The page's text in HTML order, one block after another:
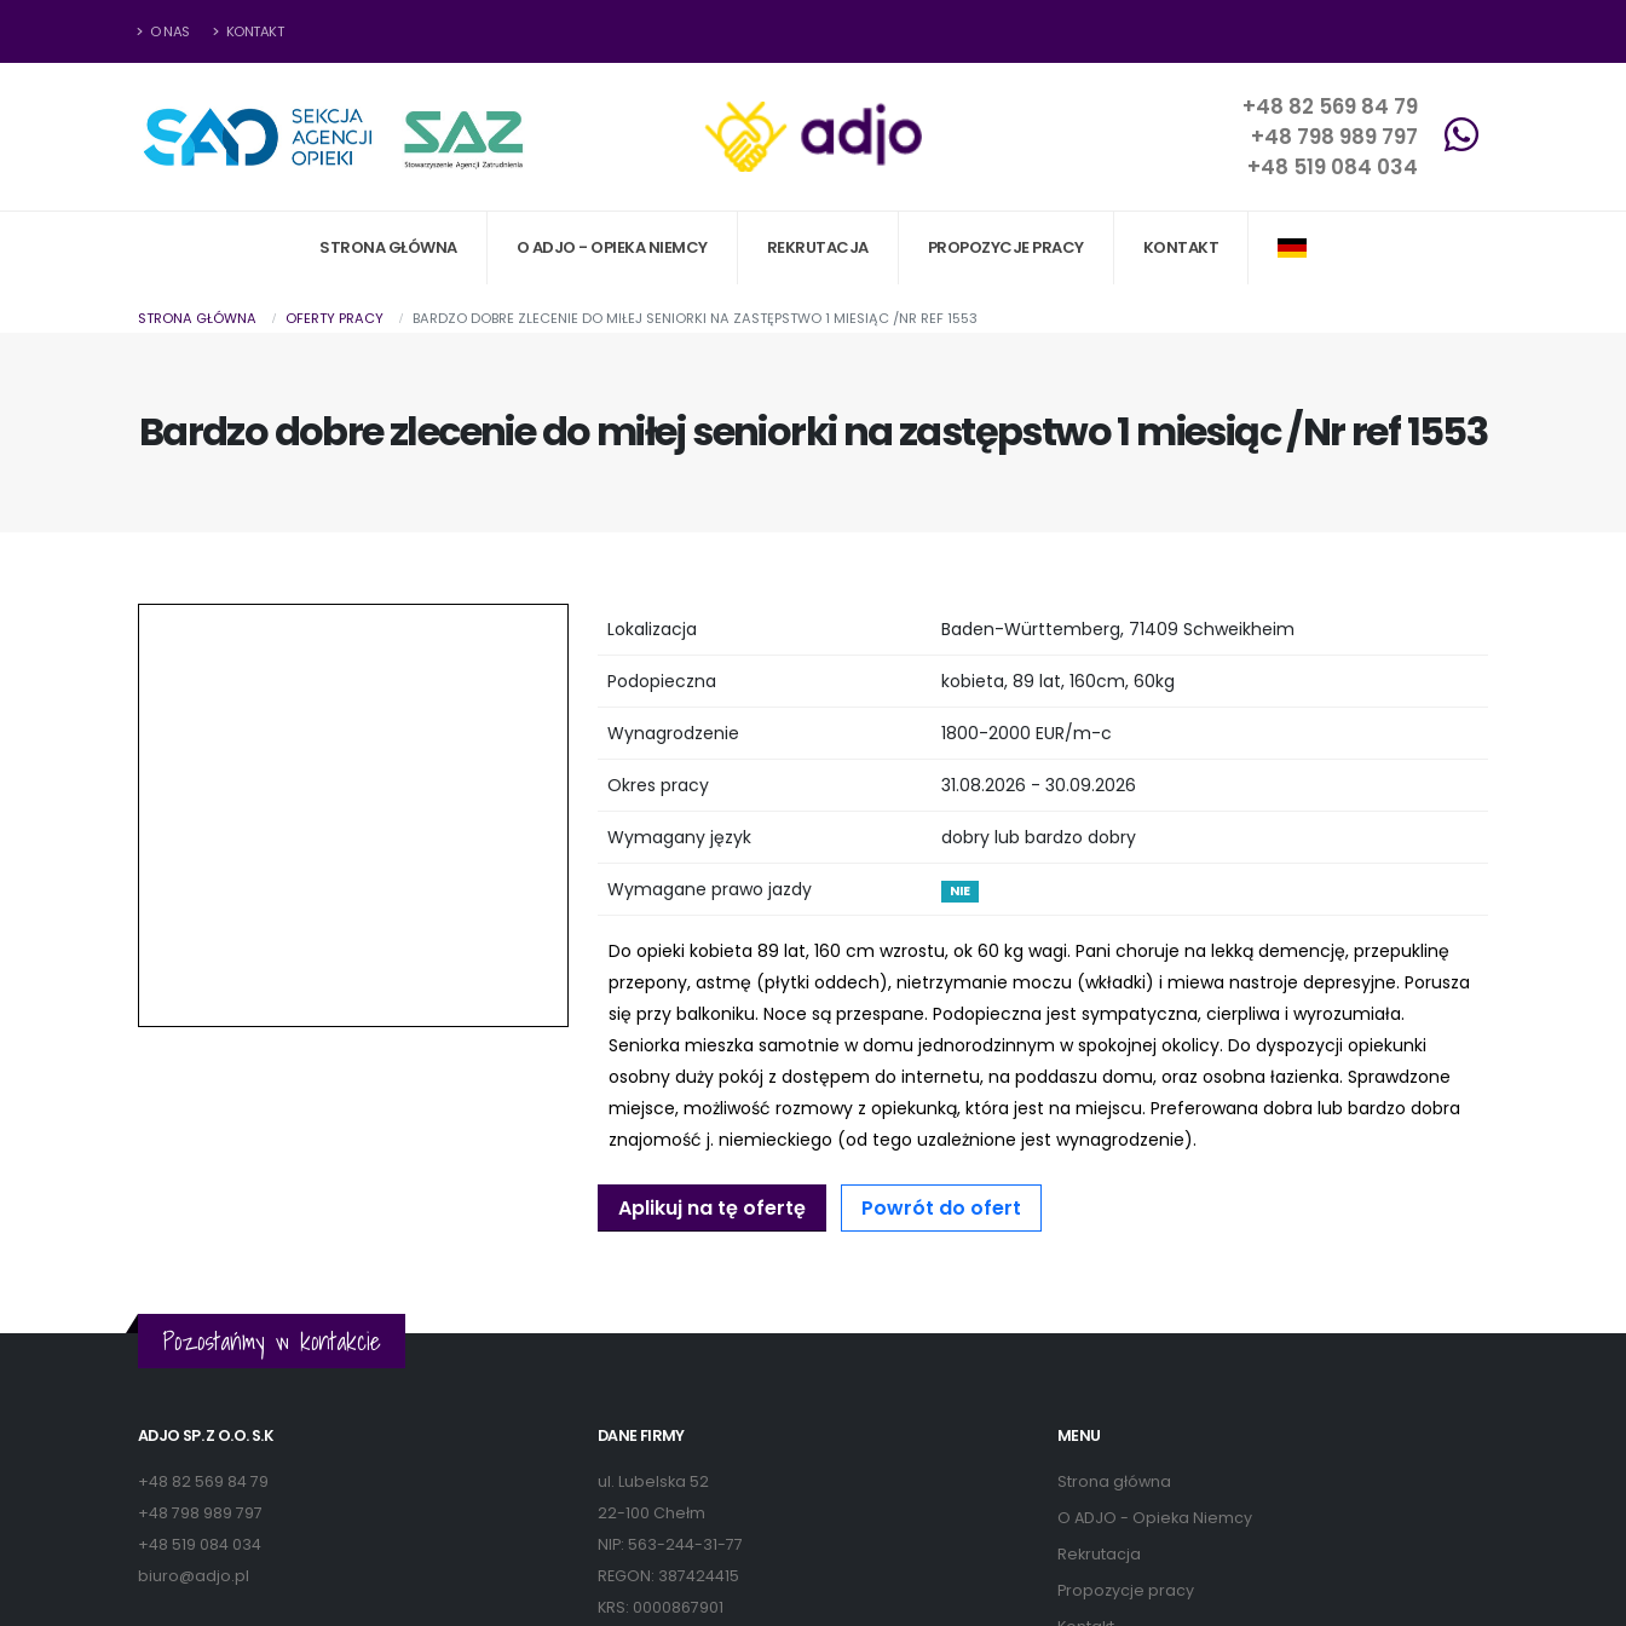
O NAS KONTAKT
+48 82 569 84 79
+48 798 989 797
+48 519 084 034
STRONA GŁÓWNA O ADJO - OPIEKA NIEMCY REKRUTACJA PROPOZYCJE PRACY KONTAKT
STRONA GŁÓWNA OFERTY PRACY BARDZO DOBRE ZLECENIE DO MIŁEJ SENIORKI NA ZASTĘPSTWO 1 MIESIĄC /NR REF 1553
Bardzo dobre zlecenie do miłej seniorki na zastępstwo 1 miesiąc /Nr ref 1553
Lokalizacja Baden-Württemberg, 71409 Schweikheim
Podopieczna kobieta, 89 lat, 160cm, 60kg
Wynagrodzenie 1800-2000 EUR/m-c
Okres pracy 31.08.2026 - 30.09.2026
Wymagany język dobry lub bardzo dobry
Wymagane prawo jazdy NIE
Do opieki kobieta 89 lat, 160 cm wzrostu, ok 60 kg wagi. Pani choruje na lekką demencję, przepuklinę
przepony, astmę (płytki oddech), nietrzymanie moczu (wkładki) i miewa nastroje depresyjne. Porusza
się przy balkoniku. Noce są przespane. Podopieczna jest sympatyczna, cierpliwa i wyrozumiała.
Seniorka mieszka samotnie w domu jednorodzinnym w spokojnej okolicy. Do dyspozycji opiekunki
osobny duży pokój z dostępem do internetu, na poddaszu domu, oraz osobna łazienka. Sprawdzone
miejsce, możliwość rozmowy z opiekunką, która jest na miejscu. Preferowana dobra lub bardzo dobra
znajomość j. niemieckiego (od tego uzależnione jest wynagrodzenie).
Aplikuj na tę ofertę Powrót do ofert
Pozostańmy w kontakcie
ADJO SP. Z O.O. S.K
+48 82 569 84 79
+48 798 989 797
+48 519 084 034
biuro@adjo.pl
DANE FIRMY
ul. Lubelska 52
22-100 Chełm
NIP: 563-244-31-77
REGON: 387424415
KRS: 0000867901
MENU
Strona główna
O ADJO - Opieka Niemcy
Rekrutacja
Propozycje pracy